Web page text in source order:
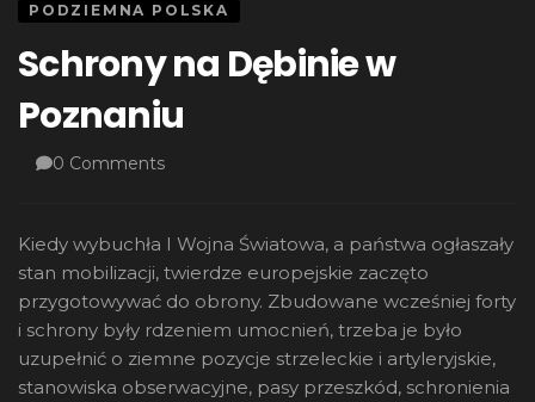
PODZIEMNA POLSKA
Schrony na Dębinie w
Poznaniu
0 Comments
Kiedy wybuchła I Wojna Światowa, a państwa ogłaszały
stan mobilizacji, twierdze europejskie zaczęto
przygotowywać do obrony. Zbudowane wcześniej forty
i schrony były rdzeniem umocnień, trzeba je było
uzupełnić o ziemne pozycje strzeleckie i artyleryjskie,
stanowiska obserwacyjne, pasy przeszkód, schronienia